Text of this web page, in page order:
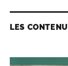
LES